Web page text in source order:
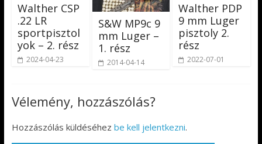
Walther CSP
.22 LR
sportpisztol
yok – 2. rész
2024-04-23
S&W MP9c 9
mm Luger –
1. rész
2014-04-14
Walther PDP
9 mm Luger
pisztoly 2.
rész
2022-07-01
Vélemény, hozzászólás?
Hozzászólás küldéséhez be kell jelentkezni.